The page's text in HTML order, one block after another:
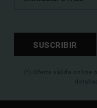
SUSCRIBIR
(*) Oferta valida online